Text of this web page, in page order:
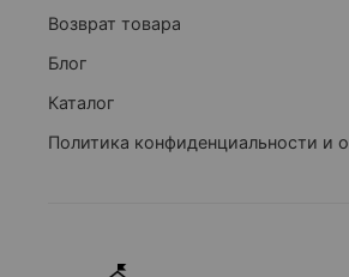
Возврат товара
Блог
Каталог
Политика конфиденциальности и